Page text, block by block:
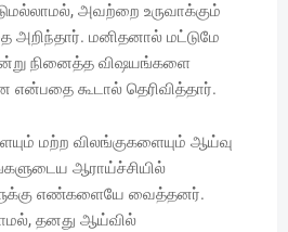
அவற்றை உருவாக்கும்
அறிந்தார். மனிதனால் மட்டுமே
நினைத்த விஷயங்களை
என்பதை கூடால் தெரிவித்தார்.
மற்ற விலங்குகளையும் ஆய்வு
ஆராய்ச்சியில்
எண்களையே வைத்தனர்.
தனது ஆய்வில்